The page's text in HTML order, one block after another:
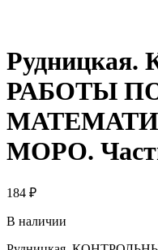
РАБОТЫ
МОРО.
184 ₽
В наличии